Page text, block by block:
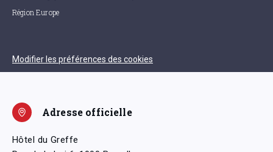
Région Europe
Modifier les préférences des cookies
Adresse officielle
Hôtel du Greffe